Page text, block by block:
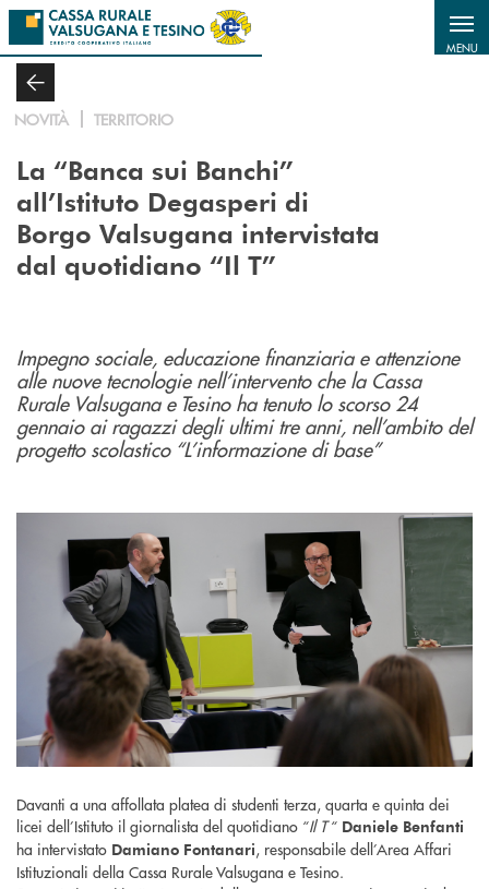
Salta al contenuto principale
MENU
NOVITÀ TERRITORIO
La “Banca sui Banchi”
all’Istituto Degasperi di
Borgo Valsugana intervistata
dal quotidiano “Il T”
Impegno sociale, educazione finanziaria e attenzione
alle nuove tecnologie nell’intervento che la Cassa
Rurale Valsugana e Tesino ha tenuto lo scorso 24
gennaio ai ragazzi degli ultimi tre anni, nell’ambito del
progetto scolastico “L’informazione di base”
Davanti a una affollata platea di studenti terza, quarta e quinta dei
licei dell’Istituto il giornalista del quotidiano “Il T“ Daniele Benfanti
ha intervistato Damiano Fontanari, responsabile dell’Area Affari
Istituzionali della Cassa Rurale Valsugana e Tesino.